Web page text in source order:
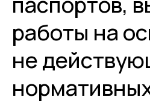
работы на
не